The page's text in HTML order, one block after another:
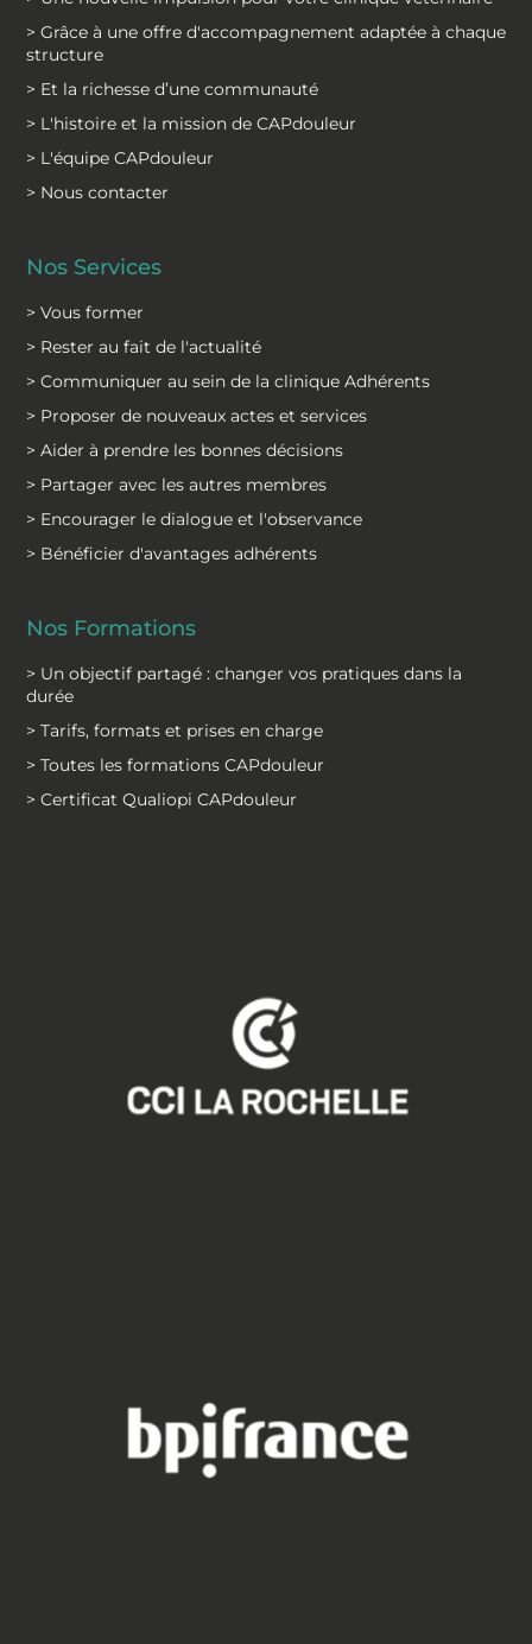
> Grâce à une offre d'accompagnement adaptée à chaque
structure
> Et la richesse d’une communauté
> L'histoire et la mission de CAPdouleur
> L'équipe CAPdouleur
> Nous contacter
Nos Services
> Vous former
> Rester au fait de l'actualité
> Communiquer au sein de la clinique Adhérents
> Proposer de nouveaux actes et services
> Aider à prendre les bonnes décisions
> Partager avec les autres membres
> Encourager le dialogue et l'observance
> Bénéficier d'avantages adhérents
Nos Formations
> Un objectif partagé : changer vos pratiques dans la
durée
> Tarifs, formats et prises en charge
> Toutes les formations CAPdouleur
> Certificat Qualiopi CAPdouleur